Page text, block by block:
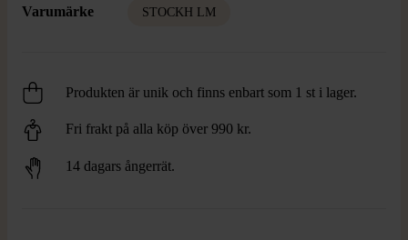
Varumärke STOCKH LM
Produkten är unik och finns enbart som 1 st i lager.
Fri frakt på alla köp över 990 kr.
14 dagars ångerrät.